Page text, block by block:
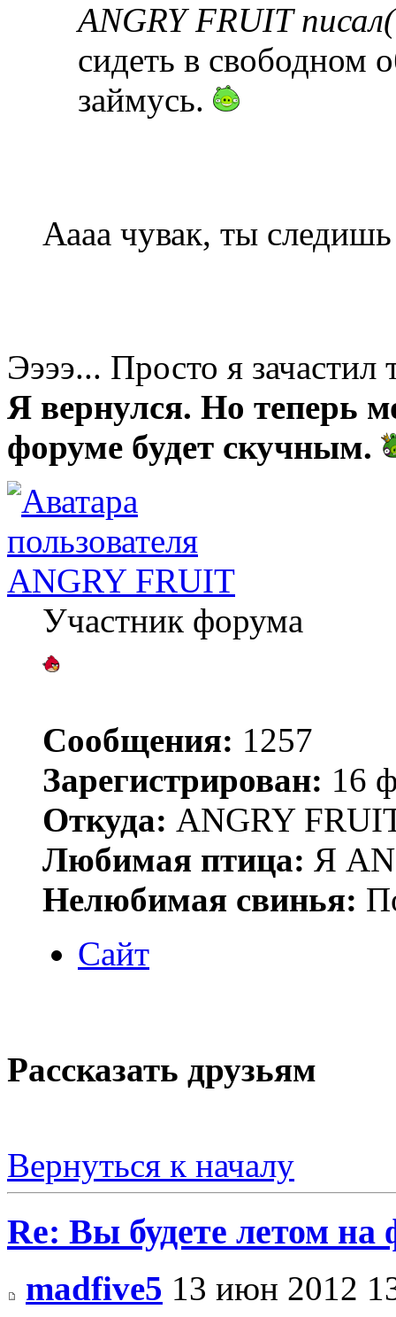
ANGRY FRUIT
сидеть в
займусь.
Аааа чувак, ты
Ээээ... Просто я зачастил
Я вернулся. Но теперь
форуме будет скучным.
ANGRY FRUIT
Участник форума
Сообщения: 1257
Зарегистрирован: 16
Откуда: ANGRY
Любимая птица: Я
Нелюбимая свинья:
Сайт
Рассказать друзьям
Вернуться к началу
Re: Вы будете летом на
madfive5 13 июн 2012